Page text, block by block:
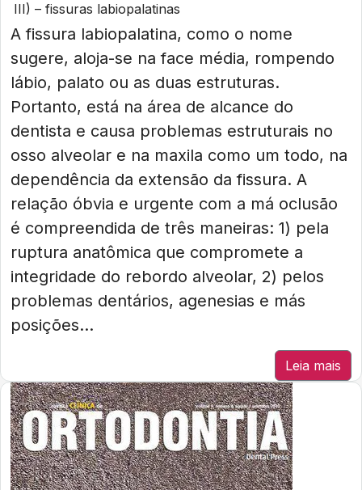
III) – fissuras labiopalatinas
A fissura labiopalatina, como o nome
sugere, aloja-se na face média, rompendo
lábio, palato ou as duas estruturas.
Portanto, está na área de alcance do
dentista e causa problemas estruturais no
osso alveolar e na maxila como um todo, na
dependência da extensão da fissura. A
relação óbvia e urgente com a má oclusão
é compreendida de três maneiras: 1) pela
ruptura anatômica que compromete a
integridade do rebordo alveolar, 2) pelos
problemas dentários, agenesias e más
posições...
Leia mais